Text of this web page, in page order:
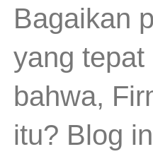
Bagaikan
yang tepat
bahwa,
itu? Blog